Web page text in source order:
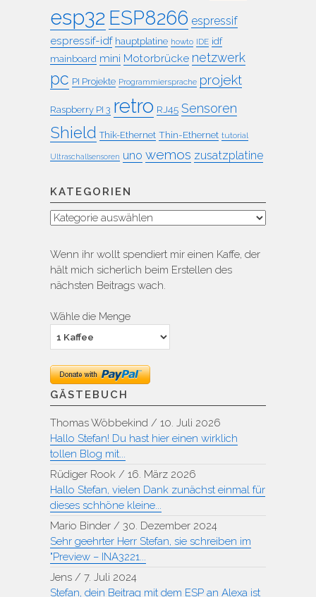
esp32 ESP8266 espressif
espressif-idf hauptplatine howto IDE idf
mainboard mini Motorbrücke netzwerk
pc PI Projekte Programmiersprache projekt
Raspberry PI 3 retro RJ45 Sensoren
Shield Thik-Ethernet Thin-Ethernet tutorial
Ultraschallsensoren uno wemos zusatzplatine
KATEGORIEN
Kategorien
Wenn ihr wollt spendiert mir einen Kaffe, der
hält mich sicherlich beim Erstellen des
nächsten Beitrags wach.
Wähle die Menge
GÄSTEBUCH
Thomas Wöbbekind / 10. Juli 2026
Hallo Stefan! Du hast hier einen wirklich
tollen Blog mit...
Rüdiger Rook / 16. März 2026
Hallo Stefan, vielen Dank zunächst einmal für
dieses schhöne kleine...
Mario Binder / 30. Dezember 2024
Sehr geehrter Herr Stefan, sie schreiben im
"Preview – INA3221...
Jens / 7. Juli 2024
Stefan, dein Beitrag mit dem ESP an Alexa ist